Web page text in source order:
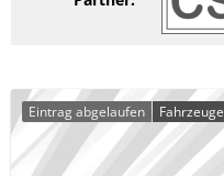
Eintrag abgelaufen Fahrzeuge